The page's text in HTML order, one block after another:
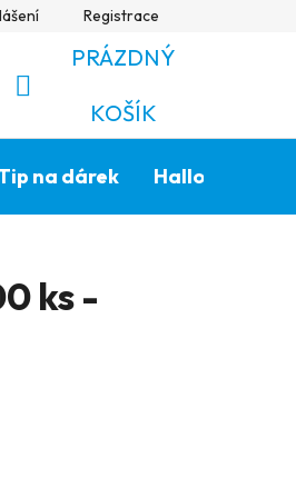
Registrace
NÁKUPNÍ
KOŠÍK
PRÁZDNÝ
KOŠÍK
na dárek Halloween🎃
ks -